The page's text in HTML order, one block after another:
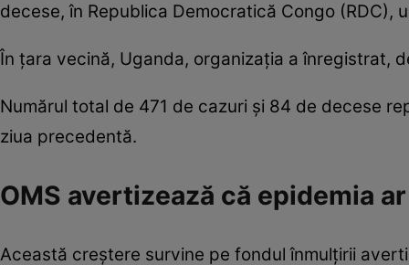
decese, în Republica Democratică Congo
În ţara vecină, Uganda, organizaţia a înregistrat,
Numărul total de 471 de cazuri şi 84 de decese
ziua precedentă.
OMS avertizează că epidemia
Această creştere survine pe fondul înmulţirii